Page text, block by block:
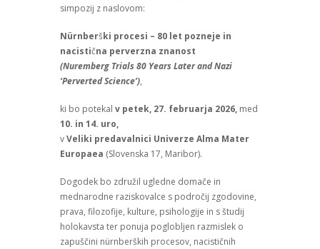
simpozij z naslovom:
Nürnberški procesi – 80 let pozneje in
nacistična perverzna znanost
(Nuremberg Trials 80 Years Later and Nazi
‘Perverted Science’),
ki bo potekal v petek, 27. februarja 2026, med
10. in 14. uro,
vVeliki predavalnici Univerze Alma Mater
Europaea (Slovenska 17, Maribor).
Dogodek bo združil ugledne domače in
mednarodne raziskovalce s področij zgodovine,
prava, filozofije, kulture, psihologije in s študij
holokavsta ter ponuja poglobljen razmislek o
zapuščini nürnberških procesov, nacističnih